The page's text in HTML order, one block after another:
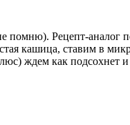
помню). Рецепт-
кашица, ставим в
ждем как подсохнет